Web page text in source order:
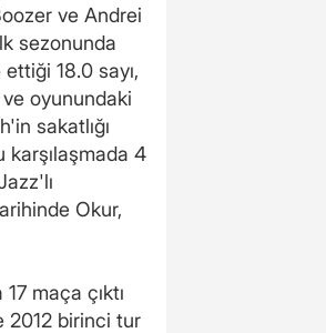
ve Andrei
sezonunda
18.0 sayı,
ve oyunundaki
sakatlığı
karşılaşmada 4
Okur,
maça çıktı
2012 birinci tur